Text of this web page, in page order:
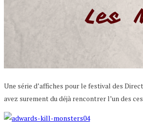
Une série d’affiches pour le festival des
avez surement du déjà rencontrer l’un des